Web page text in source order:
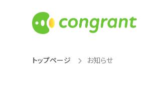
トップページ お知らせ